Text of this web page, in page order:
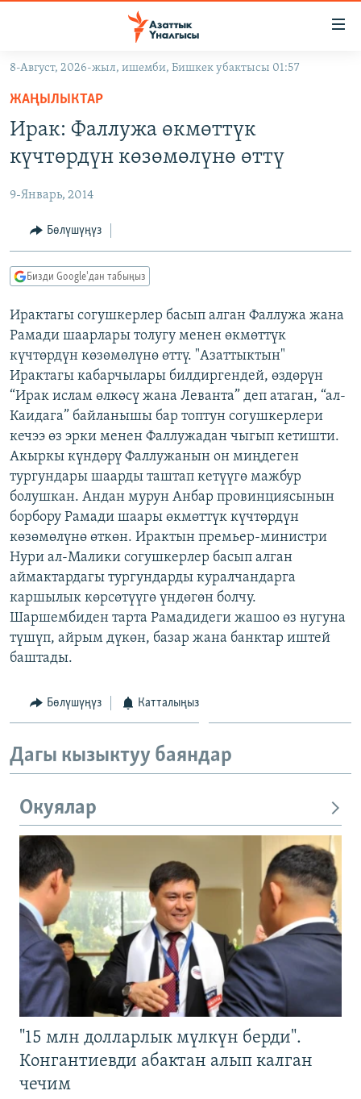
Навигацияга
өтүңүз
Издөөгө
салыңызКЫРГЫЗСТАН
ЭКОНОМИКА
МАДАНИЯТ
ДҮЙНӨ
БОРБОР АЗИЯ
УКРАИНА
АТАЙЫН ИЛИКТӨӨ
ТВ ПРОГРАММАЛАР
ЭКСПЕРТТЕР ТАЛДАЙТ
БИЗ ЖАНА ДҮЙНӨ
ЭЖЕ-СИҢДИЛЕР
АЗАТТЫК+
ЫҢГАЙСЫЗ СУРООЛОР
ӨЗГӨЧӨ ПИКИР
Русский
ОНЛАЙН ШЕРИНЕ
ЭЕ/АРнун бардык сайттары
8-Август, 2026-жыл, ишемби, Бишкек убактысы 01:57
ЖАҢЫЛЫКТАР
Ирак: Фаллужа өкмөттүк
күчтөрдүн көзөмөлүнө өттү
9-Январь, 2014
Бөлүшүңүз
Бизди Google'дан табыңыз
Ирактагы согушкерлер басып алган Фаллужа жана
Рамади шаарлары толугу менен өкмөттүк
күчтөрдүн көзөмөлүнө өттү. "Азаттыктын"
Ирактагы кабарчылары билдиргендей, өздөрүн
“Ирак ислам өлкөсү жана Леванта” деп атаган, “ал-
Каидага” байланышы бар топтун согушкерлери
кечээ өз эрки менен Фаллужадан чыгып кетишти.
Акыркы күндөрү Фаллужанын он миңдеген
тургундары шаарды таштап кетүүгө мажбур
болушкан. Андан мурун Анбар провинциясынын
борбору Рамади шаары өкмөттүк күчтөрдүн
көзөмөлүнө өткөн. Ирактын премьер-министри
Нури ал-Малики согушкерлер басып алган
аймактардагы тургундарды куралчандарга
каршылык көрсөтүүгө үндөгөн болчу.
Шаршембиден тарта Рамадидеги жашоо өз нугуна
түшүп, айрым дүкөн, базар жана банктар иштей
баштады.
Бөлүшүңүз Катталыңыз
Дагы кызыктуу баяндар
Окуялар
"15 млн долларлык мүлкүн берди".
Конгантиевди абактан алып калган
чечим